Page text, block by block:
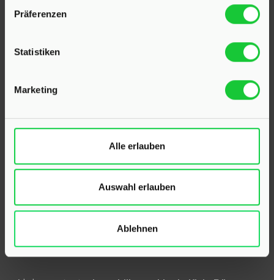
Präferenzen
Statistiken
Marketing
Alle erlauben
Auswahl erlauben
Ablehnen
KONTAKT
Hinrichsen Immobilien GmbH
Bollmoor 2
Telefon:04191 2749279
E-Mail:info@hinrichsen-immobilien.com
PROFIL